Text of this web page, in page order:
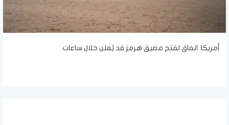
أمريكا: اتفاق لفتح مضيق هرمز قد يُعلن خلال ساعات